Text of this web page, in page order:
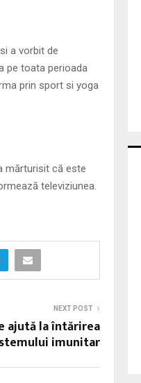
a vorbit de
pe toata perioada
prin sport si yoga
mărturisit că este
televiziunea.
NEXT POST
ajută la întărirea
imunitar